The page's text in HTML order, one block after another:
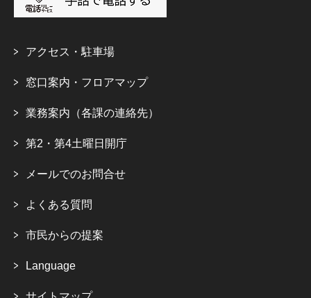
アクセス・駐車場
窓口案内・フロアマップ
業務案内（各課の連絡先）
第2・第4土曜日開庁
メールでのお問合せ
よくある質問
市民からの提案
Language